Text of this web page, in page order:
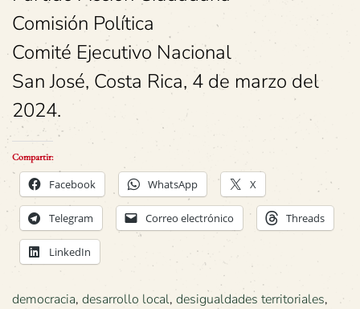
Comisión Política
Comité Ejecutivo Nacional
San José, Costa Rica, 4 de marzo del
2024.
Compartir:
Facebook WhatsApp X
Telegram Correo electrónico Threads
LinkedIn
democracia, desarrollo local, desigualdades territoriales,